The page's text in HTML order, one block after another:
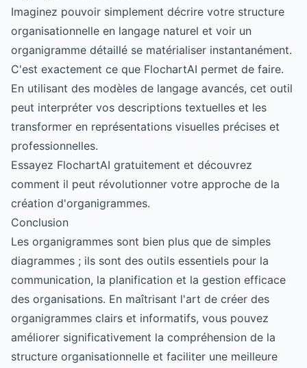
Imaginez pouvoir simplement décrire votre structure
organisationnelle en langage naturel et voir un
organigramme détaillé se matérialiser instantanément.
C'est exactement ce que FlochartAI permet de faire.
En utilisant des modèles de langage avancés, cet outil
peut interpréter vos descriptions textuelles et les
transformer en représentations visuelles précises et
professionnelles.
Essayez FlochartAI gratuitement et découvrez
comment il peut révolutionner votre approche de la
création d'organigrammes.
Conclusion
Les organigrammes sont bien plus que de simples
diagrammes ; ils sont des outils essentiels pour la
communication, la planification et la gestion efficace
des organisations. En maîtrisant l'art de créer des
organigrammes clairs et informatifs, vous pouvez
améliorer significativement la compréhension de la
structure organisationnelle et faciliter une meilleure